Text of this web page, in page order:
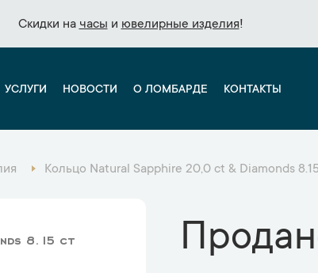
Скидки на часы и ювелирные изделия!
Скидки на часы и ювелирные изделия!
УСЛУГИ НОВОСТИ О ЛОМБАРДЕ КОНТАКТЫ
Кольцо Natural Sapphire 20,0 ct & Diamonds
8.15 ct